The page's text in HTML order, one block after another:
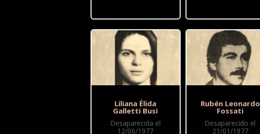
Liliana Élida
Galletti Busi
Desaparecida el
12/06/1977
Rubén Leonardo
Fossati
Desaparecido el
21/01/1977